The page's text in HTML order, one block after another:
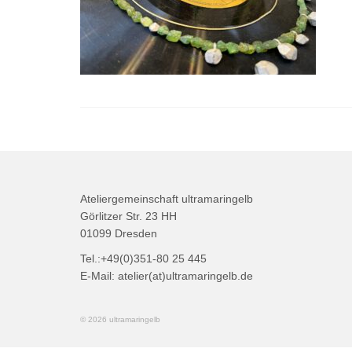
Ateliergemeinschaft ultramaringelb
Görlitzer Str. 23 HH
01099 Dresden
Tel.:+49(0)351-80 25 445
E-Mail: atelier(at)ultramaringelb.de
© 2026 ultramaringelb